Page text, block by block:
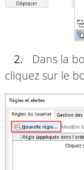
2. Dans la
cliquez sur le